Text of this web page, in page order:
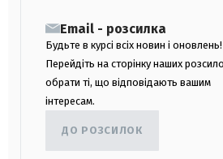
Email - розсилка
Будьте в курсі всіх новин і оновлень!
Перейдіть на сторінку наших
обрати ті, що відповідають вашим
інтересам.
ДО РОЗСИЛОК